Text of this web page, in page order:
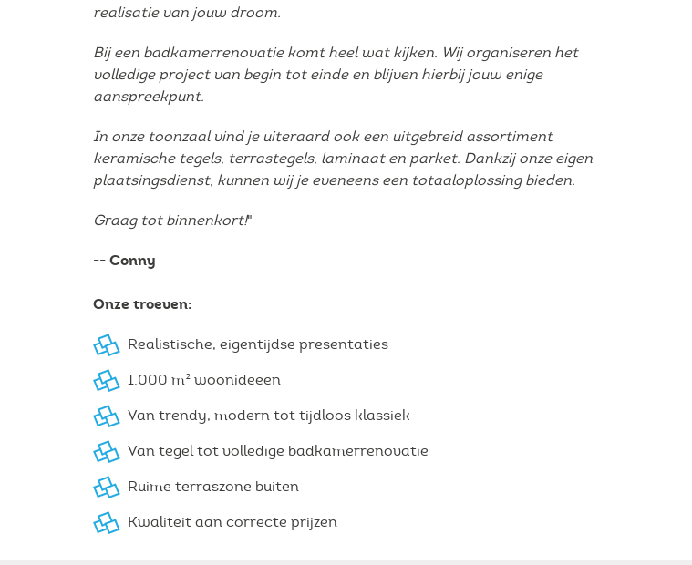
Plinten
Profielen
Schilderplint
Siliconen
Voegsel
Plinten
realisatie van jouw droom.
Bij een badkamerrenovatie komt heel wat kijken. Wij organiseren het
volledige project van begin tot einde en blijven hierbij jouw enige
aanspreekpunt.
In onze toonzaal vind je uiteraard ook een uitgebreid assortiment
keramische tegels, terrastegels, laminaat en parket. Dankzij onze eigen
plaatsingsdienst, kunnen wij je eveneens een totaaloplossing bieden.
Graag tot binnenkort!"
-- Conny
Onze troeven:
Realistische, eigentijdse presentaties
1.000 m² woonideeën
Van trendy, modern tot tijdloos klassiek
Van tegel tot volledige badkamerrenovatie
Ruime terraszone buiten
Kwaliteit aan correcte prijzen